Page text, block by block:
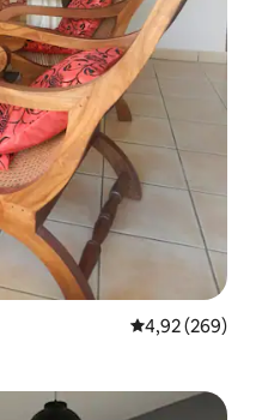
4,92 ud af 5 i
4,92 (269)